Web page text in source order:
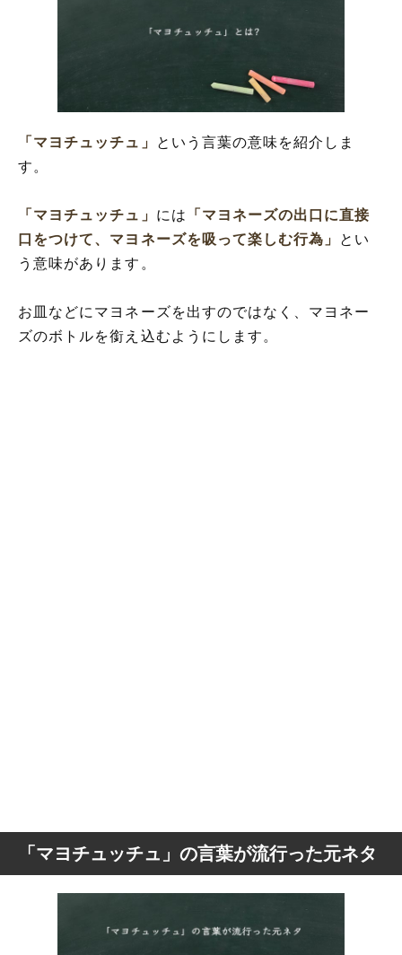
「マヨチュッチュ」にはリスクがある
「マヨチュッチュ」
という言葉の意味を紹介しま
す。
「マヨチュッチュ」 には
「マヨネーズの出口に直接
口をつけて、マヨネーズを吸って楽しむ行為」 とい
う意味があります。
お皿などにマヨネーズを出すのではなく、マヨネー
ズのボトルを銜え込むようにします。
「マヨチュッチュ」の言葉が流行った元ネタ